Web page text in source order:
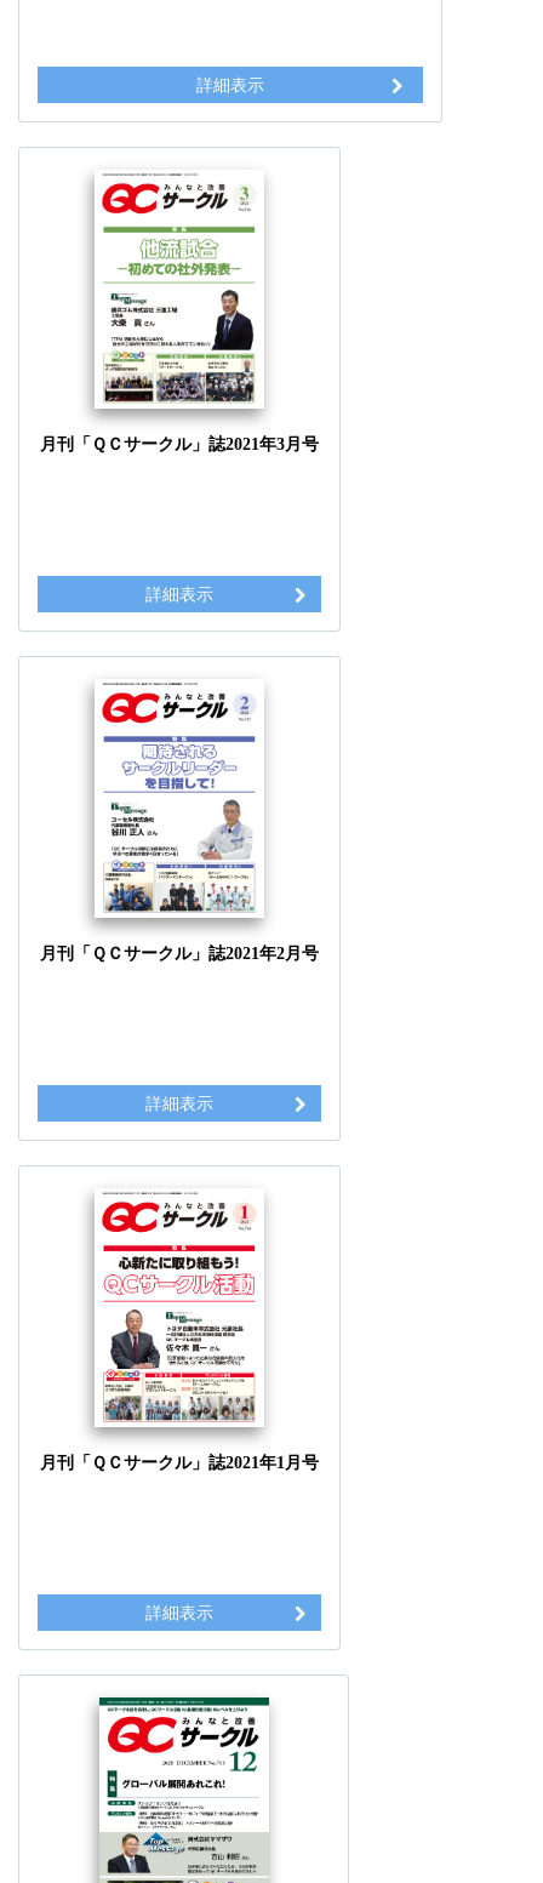
詳細表示
月刊「ＱＣサークル」誌2021年3月号
詳細表示
月刊「ＱＣサークル」誌2021年2月号
詳細表示
月刊「ＱＣサークル」誌2021年1月号
詳細表示